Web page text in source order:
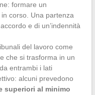
formare un
corso. Una partenza
e di un’indennità
del lavoro come
che si trasforma in un
entrambi i lati
alcuni prevedono
superiori al minimo